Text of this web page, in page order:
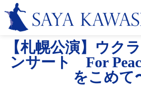
Home
ABOUT
SCHEDULE
【札幌公演】ウク
ンサート For
をこめて